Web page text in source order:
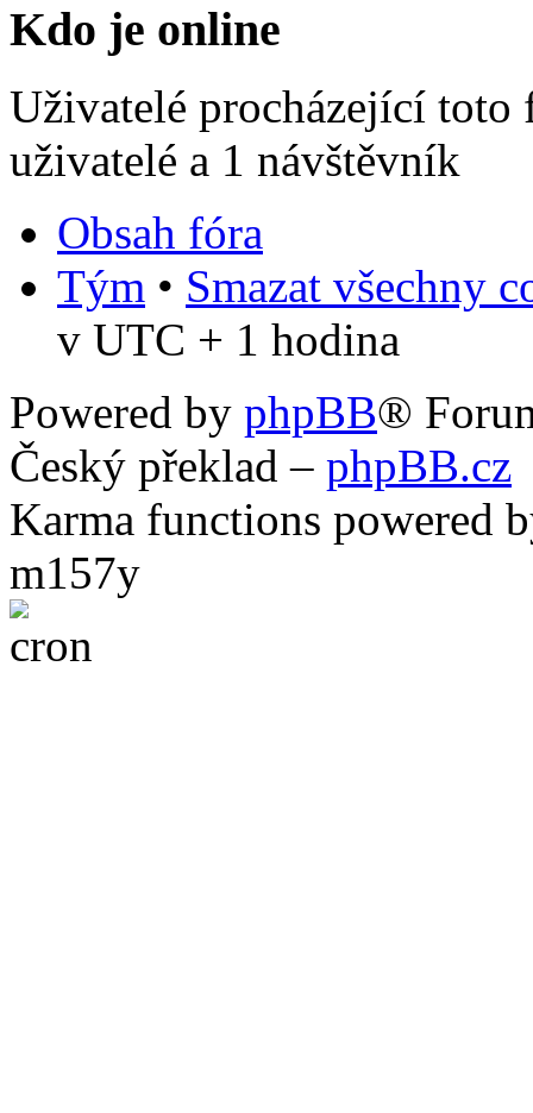
Kdo je online
Uživatelé procházející
uživatelé a 1 návštěvník
Obsah fóra
Tým • Smazat všechny
v UTC + 1 hodina
Powered by phpBB®
Český překlad – phpBB.cz
Karma functions powered
m157y